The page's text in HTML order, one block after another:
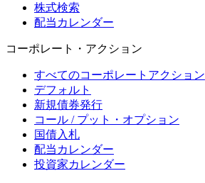
株式検索
配当カレンダー
コーポレート・アクション
すべてのコーポレートアクション
デフォルト
新規債券発行
コール / プット・オプション
国債入札
配当カレンダー
投資家カレンダー